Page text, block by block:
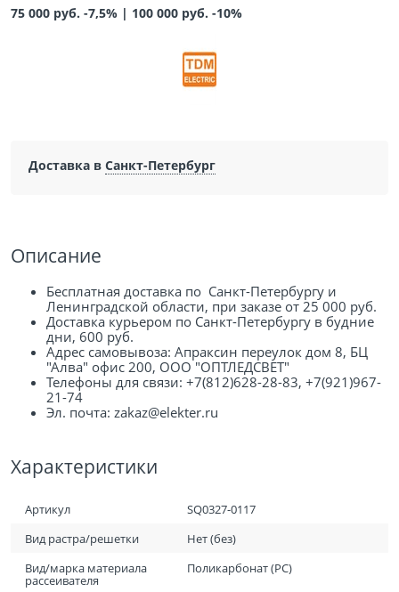
75 000 руб. -7,5% | 100 000 руб. -10%
Доставка в Санкт-Петербург
Описание
Бесплатная доставка по Санкт-Петербургу и
Ленинградской области, при заказе от 25 000 руб.
Доставка курьером по Санкт-Петербургу в будние
дни, 600 руб.
Адрес самовывоза: Апраксин переулок дом 8, БЦ
"Алва" офис 200, ООО "ОПТЛЕДСВЕТ"
Телефоны для связи: +7(812)628-28-83, +7(921)967-
21-74
Эл. почта: zakaz@elekter.ru
Характеристики
Артикул
SQ0327-0117
Вид растра/решетки
Нет (без)
Вид/марка материала
рассеивателя
Поликарбонат (PC)